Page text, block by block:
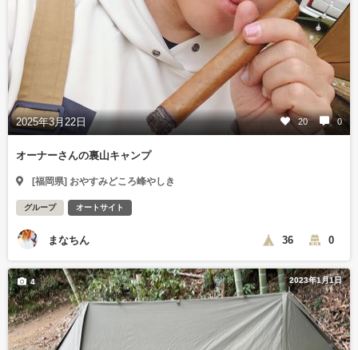
2025年3月22日 20 0
オーナーさんの裏山キャンプ
[福岡県] おやすみどころ峰やしき
グループ オートサイト
まなちん 36 0
2023年1月1日
4